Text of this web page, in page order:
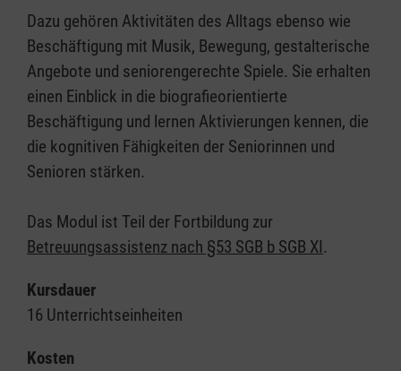
Dazu gehören Aktivitäten des Alltags ebenso wie
Beschäftigung mit Musik, Bewegung, gestalterische
Angebote und seniorengerechte Spiele. Sie erhalten
einen Einblick in die biografieorientierte
Beschäftigung und lernen Aktivierungen kennen, die
die kognitiven Fähigkeiten der Seniorinnen und
Senioren stärken.
Das Modul ist Teil der Fortbildung zur
Betreuungsassistenz nach §53 SGB b SGB XI.
Kursdauer
16 Unterrichtseinheiten
Kosten